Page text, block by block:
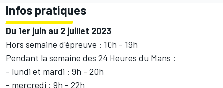
Infos pratiques
Du 1er juin au 2 juillet 2023
Hors semaine d'épreuve : 10h - 19h
Pendant la semaine des 24 Heures du Mans :
- lundi et mardi : 9h - 20h
- mercredi : 9h - 22h